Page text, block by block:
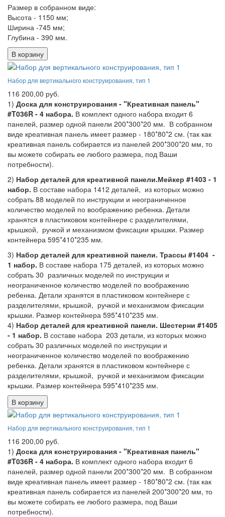
Размер в собранном виде:
Высота - 1150 мм;
Ширина -745 мм;
Глубина - 390 мм.
В корзину
Набор для вертикального конструирования, тип 1
116 200,00 руб.
1) Доска для конструирования - "Креативная панель"
#T036R - 4 набора. В комплект одного набора входит 6
панелей, размер одной панели 200*300*20 мм. В собранном
виде креативная панель имеет размер - 180*80*2 см. (так как
креативная панель собирается из панелей 200*300*20 мм, то
вы можете собирать ее любого размера, под Ваши
потребности).
2) Набор деталей для креативной панели.Мейкер #1403 - 1
набор. В составе набора 1412 деталей, из которых можно
собрать 88 моделей по инструкции и неограниченное
количество моделей по воображению ребенка. Детали
хранятся в пластиковом контейнере с разделителями,
крышкой, ручкой и механизмом фиксации крышки. Размер
контейнера 595*410*235 мм.
3) Набор деталей для креативной панели. Трассы #1404 -
1 набор. В составе набора 175 деталей, из которых можно
собрать 30 различных моделей по инструкции и
неограниченное количество моделей по воображению
ребенка. Детали хранятся в пластиковом контейнере с
разделителями, крышкой, ручкой и механизмом фиксации
крышки. Размер контейнера 595*410*235 мм.
4) Набор деталей для креативной панели. Шестерни #1405
- 1 набор. В составе набора 203 детали, из которых можно
собрать 30 различных моделей по инструкции и
неограниченное количество моделей по воображению
ребенка. Детали хранятся в пластиковом контейнере с
разделителями, крышкой, ручкой и механизмом фиксации
крышки. Размер контейнера 595*410*235 мм.
В корзину
Набор для вертикального конструирования, тип 1
116 200,00 руб.
1) Доска для конструирования - "Креативная панель"
#T036R - 4 набора. В комплект одного набора входит 6
панелей, размер одной панели 200*300*20 мм. В собранном
виде креативная панель имеет размер - 180*80*2 см. (так как
креативная панель собирается из панелей 200*300*20 мм, то
вы можете собирать ее любого размера, под Ваши
потребности).